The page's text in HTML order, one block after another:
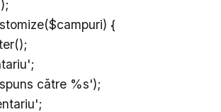
{
către %s');